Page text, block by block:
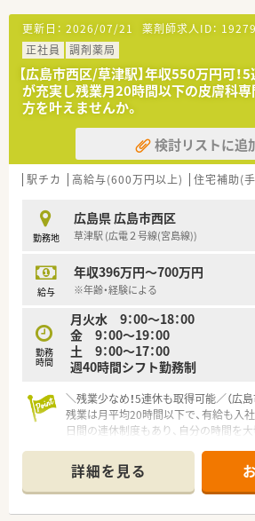
■「人」に寄り添える薬剤師として、「か
に積極的に取り組んでいます。
患者様が複数の医療機関をご利用の場合
用記録・アレルギー等を一元管理する
お薬の重複投与や相互作用による副作
してお薬を服用できるように取り組み
そのため、風邪薬などの一般用医薬品（
の飲み合わせも相談できる環境作りを
■在宅医療に関しても積極的に取り組
法人全体で年間1万件以上の実績がござ
■年間休日は116日となります。有給消
トにメリハリをつけて勤務可能です。
■福利厚生も充実しており、産休・育休
れている法人です。
ット「DimeRoⅡ」や、監査支援システム
し進めております。
更新日： 2026/07/21 薬剤師求人ID：
正社員
調剤薬局
【広島市西区/草津駅】年収550万円可
が充実し残業月20時間以下の皮膚科
方を叶えませんか。
検討リストに追
駅チカ 高給与(600万円以上) 住宅補助(
勤務地
広島県 広島市西区
草津駅 (広電２号線(宮島線))
給与
年収396万円～700万円
※年齢・経験による
勤務
時間
月火水 9：00～18：00
金 9：00～19：00
土 9：00～17：00
週40時間シフト勤務制
＼残業少なめ！5連休も取得可能／（広
残業は月平均20時間以下で、有給も入
日間の連休制度もあり、自分の時間を
【店舗情報と応需状況について】
■広電宮島線の草津駅から徒歩でわず
が非常に便利な好立地にあります。
詳細を見る